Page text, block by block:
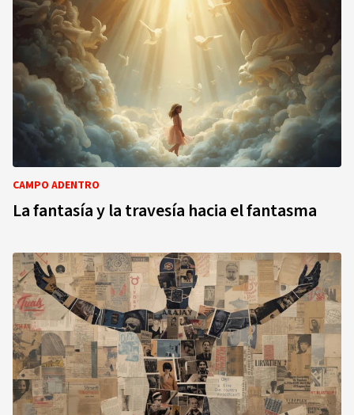
CAMPO ADENTRO
La fantasía y la travesía hacia el fantasma